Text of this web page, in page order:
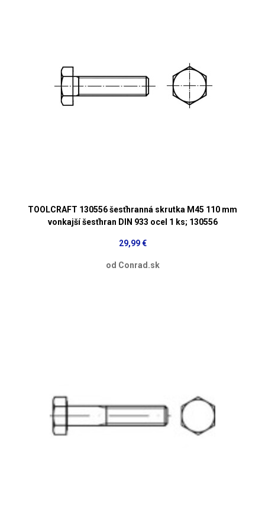
TOOLCRAFT 130556 šesťhranná skrutka M45 110 mm
vonkajší šesťhran DIN 933 ocel 1 ks; 130556
29,99 €
od Conrad.sk